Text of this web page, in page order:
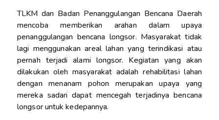
TLKM dan Badan Penanggulangan Bencana Daerah
mencoba memberikan arahan dalam upaya
penanggulangan bencana longsor. Masyarakat tidak
lagi menggunakan areal lahan yang terindikasi atau
pernah terjadi alami longsor. Kegiatan yang akan
dilakukan oleh masyarakat adalah rehabilitasi lahan
dengan menanam pohon merupakan upaya yang
mereka sadari dapat mencegah terjadinya bencana
longsor untuk kedepannya.